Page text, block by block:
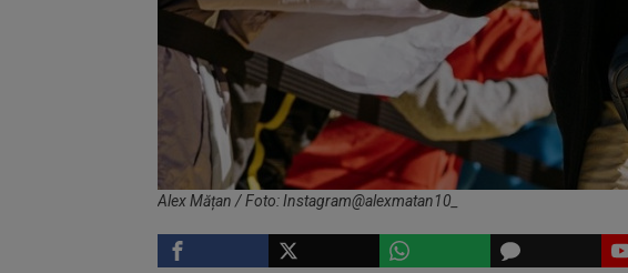
Alex Mățan / Foto: Instagram@alexmatan10_